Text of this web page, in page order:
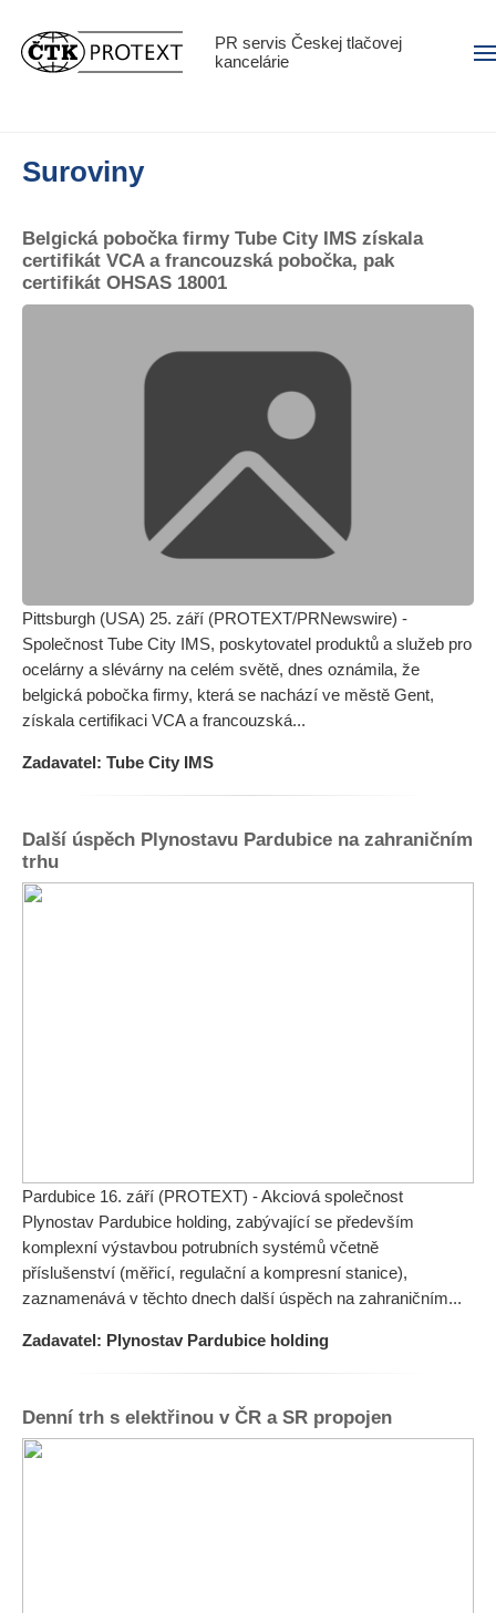
PR servis Českej tlačovej
kancelárie
Suroviny
Belgická pobočka firmy Tube City IMS získala
certifikát VCA a francouzská pobočka, pak
certifikát OHSAS 18001
Pittsburgh (USA) 25. září (PROTEXT/PRNewswire) -
Společnost Tube City IMS, poskytovatel produktů a služeb pro
ocelárny a slévárny na celém světě, dnes oznámila, že
belgická pobočka firmy, která se nachází ve městě Gent,
získala certifikaci VCA a francouzská...
Zadavatel: Tube City IMS
Další úspěch Plynostavu Pardubice na zahraničním
trhu
Pardubice 16. září (PROTEXT) - Akciová společnost
Plynostav Pardubice holding, zabývající se především
komplexní výstavbou potrubních systémů včetně
příslušenství (měřicí, regulační a kompresní stanice),
zaznamenává v těchto dnech další úspěch na zahraničním...
Zadavatel: Plynostav Pardubice holding
Denní trh s elektřinou v ČR a SR propojen